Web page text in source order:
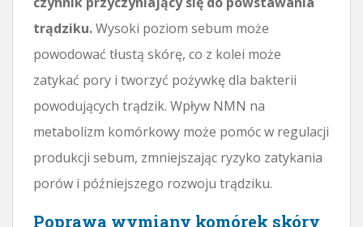
trądziku.Wysoki poziom sebum może
powodować tłustą skórę, co z kolei może
zatykać pory i tworzyć pożywkę dla bakterii
powodujących trądzik. Wpływ NMN na
metabolizm komórkowy może pomóc w regulacji
produkcji sebum, zmniejszając ryzyko zatykania
porów i późniejszego rozwoju trądziku.
Poprawa wymiany komórek skóry